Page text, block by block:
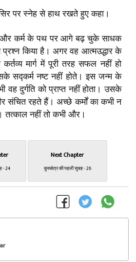
पर स्नेह से हाथ रखते हुए कहा।
और कर्म के पथ पर आगे बढ़ चुके साधक
किया है। अगर वह आत्मउद्धार के
मार्ग में पूरी तरह सफल नहीं हो
सद्कर्म नष्ट नहीं होते। इस जन्म के
वह दुर्गति को प्राप्त नहीं होता। उसके
संचित रहते हैं। अच्छे कर्मों का कभी न
तत्काल नहीं तो कभी और।
- 24
Next Chapter
कुरुक्षेत्र की पहली सुबह - 26